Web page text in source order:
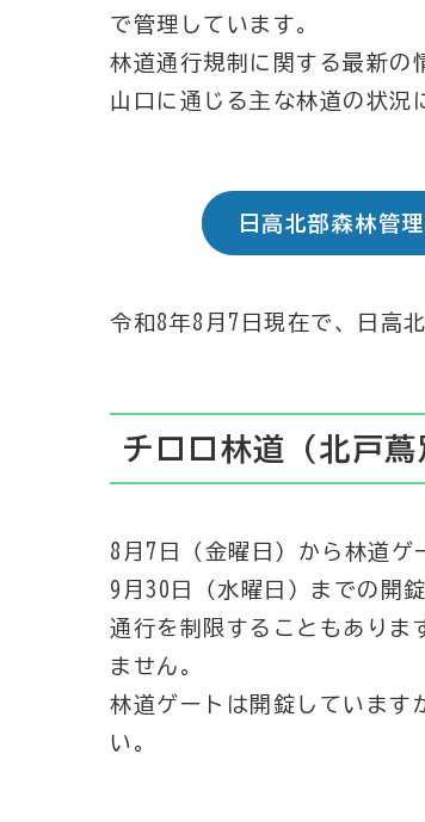
で管理しています。
林道通行規制に関する最新の
山口に通じる主な林道の状況
日高北部森林管
令和8年8月7日現在で、日高
チロロ林道（北戸蔦
8月7日（金曜日）から林道ゲ
9月30日（水曜日）までの開
通行を制限することもありま
ません。
林道ゲートは開錠しています
い。